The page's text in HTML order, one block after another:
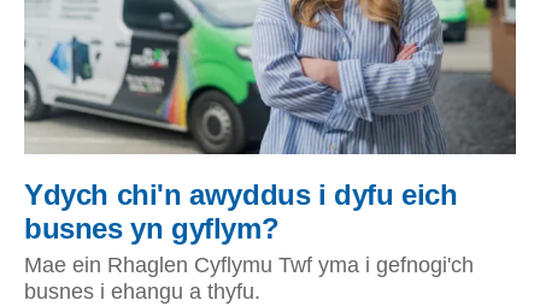
Ydych chi'n awyddus i dyfu eich
busnes yn gyflym?
Mae ein Rhaglen Cyflymu Twf yma i gefnogi'ch
busnes i ehangu a thyfu.